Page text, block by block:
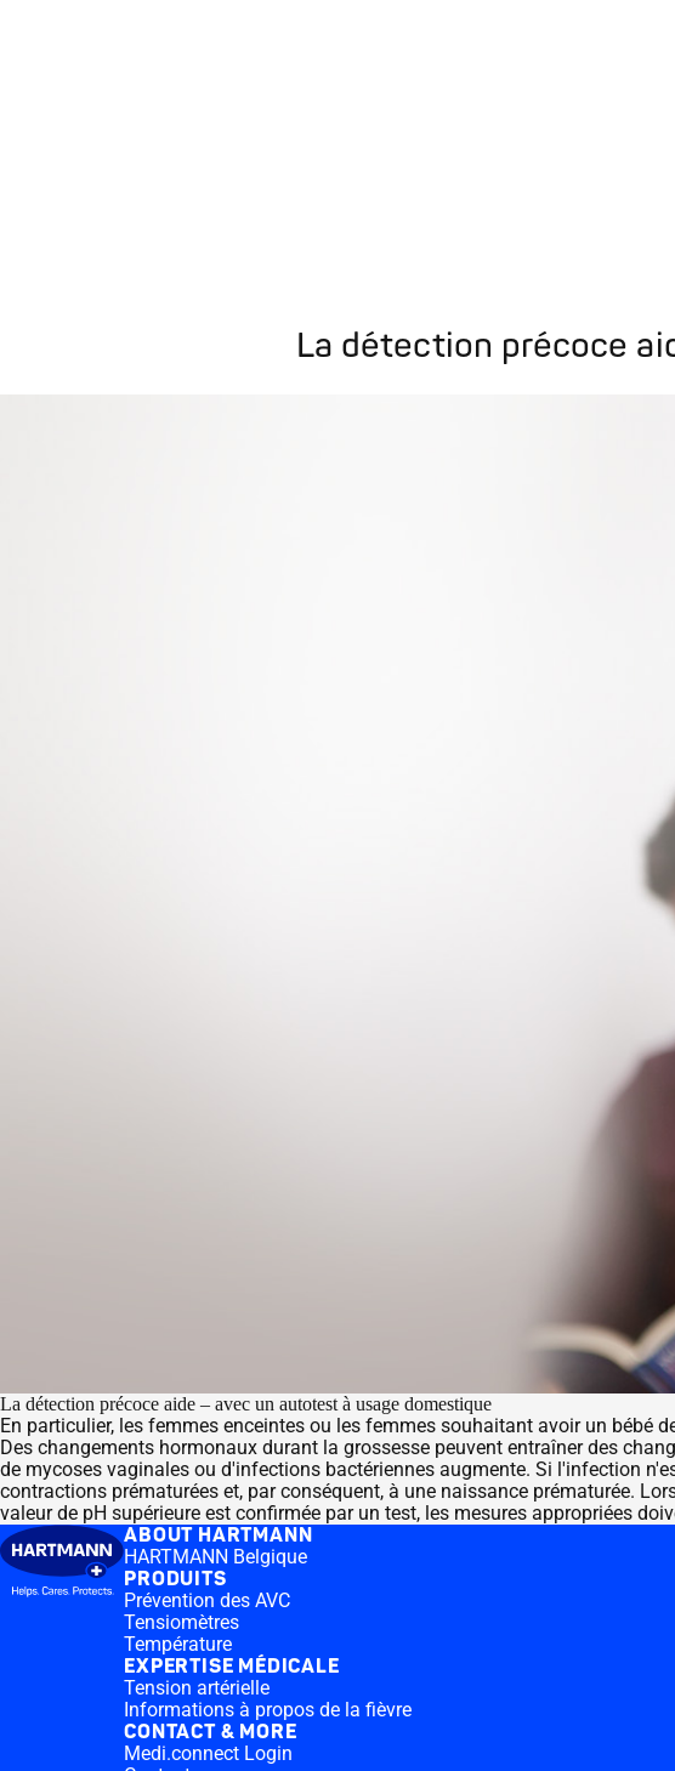
La détection précoce
La détection précoce aide – avec un autotest à usage domestique
En particulier, les femmes enceintes ou les femmes souhaitant avoir un bébé
Des changements hormonaux durant la grossesse peuvent entraîner des
de mycoses vaginales ou d'infections bactériennes augmente. Si l'infection
contractions prématurées et, par conséquent, à une naissance prématurée.
valeur de pH supérieure est confirmée par un test, les mesures appropriées
ABOUT HARTMANN
HARTMANN Belgique
PRODUITS
Prévention des AVC
Tensiomètres
Température
EXPERTISE MÉDICALE
Tension artérielle
Informations à propos de la fièvre
CONTACT & MORE
Medi.connect Login